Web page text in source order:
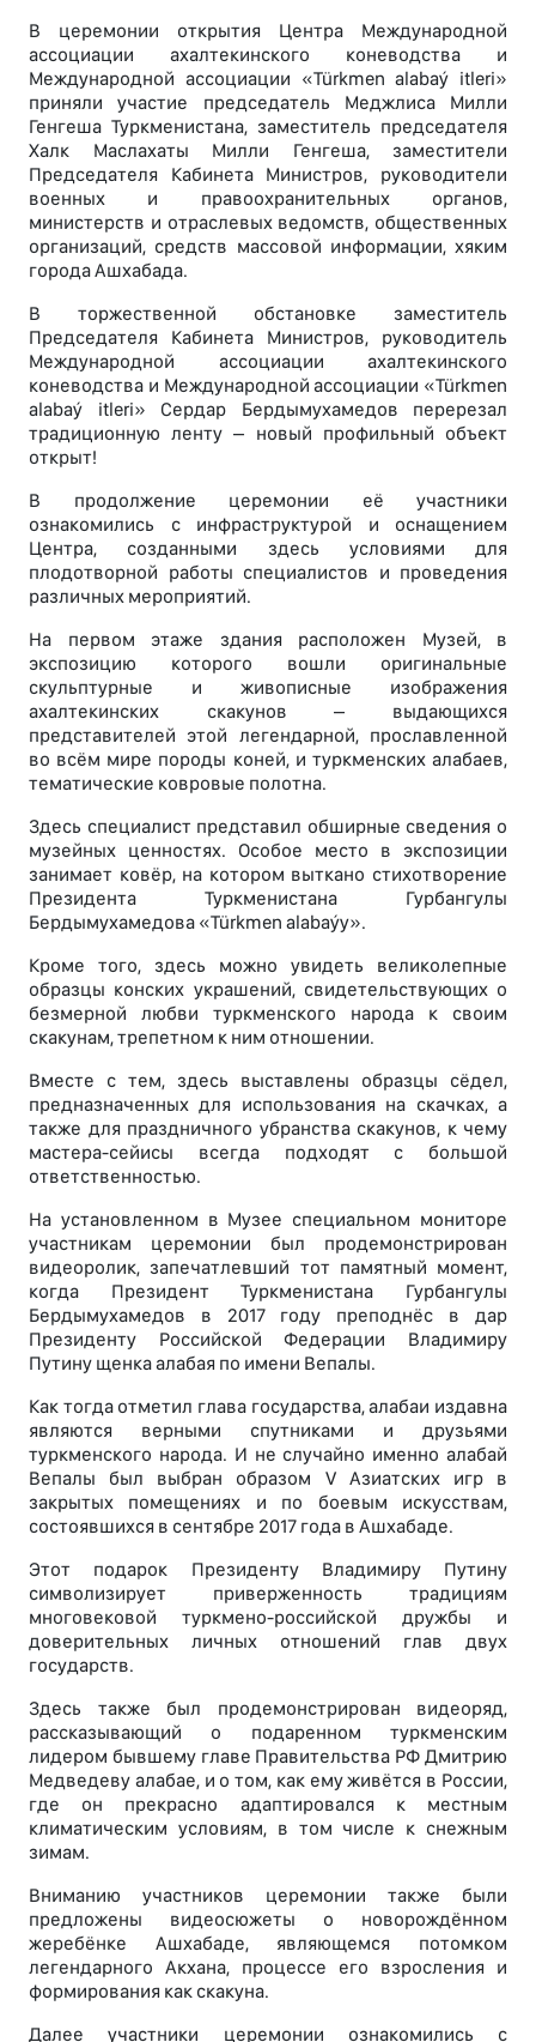
В церемонии открытия Центра Международной
ассоциации ахалтекинского коневодства и
Международной ассоциации «Türkmen alabaý itleri»
приняли участие председатель Меджлиса Милли
Генгеша Туркменистана, заместитель председателя
Халк Маслахаты Милли Генгеша, заместители
Председателя Кабинета Министров, руководители
военных и правоохранительных органов,
министерств и отраслевых ведомств, общественных
организаций, средств массовой информации, хяким
города Ашхабада.
В торжественной обстановке заместитель
Председателя Кабинета Министров, руководитель
Международной ассоциации ахалтекинского
коневодства и Международной ассоциации «Türkmen
alabaý itleri» Сердар Бердымухамедов перерезал
традиционную ленту – новый профильный объект
открыт!
В продолжение церемонии её участники
ознакомились с инфраструктурой и оснащением
Центра, созданными здесь условиями для
плодотворной работы специалистов и проведения
различных мероприятий.
На первом этаже здания расположен Музей, в
экспозицию которого вошли оригинальные
скульптурные и живописные изображения
ахалтекинских скакунов – выдающихся
представителей этой легендарной, прославленной
во всём мире породы коней, и туркменских алабаев,
тематические ковровые полотна.
Здесь специалист представил обширные сведения о
музейных ценностях. Особое место в экспозиции
занимает ковёр, на котором выткано стихотворение
Президента Туркменистана Гурбангулы
Бердымухамедова «Türkmen alabaýy».
Кроме того, здесь можно увидеть великолепные
образцы конских украшений, свидетельствующих о
безмерной любви туркменского народа к своим
скакунам, трепетном к ним отношении.
Вместе с тем, здесь выставлены образцы сёдел,
предназначенных для использования на скачках, а
также для праздничного убранства скакунов, к чему
мастера-сейисы всегда подходят с большой
ответственностью.
На установленном в Музее специальном мониторе
участникам церемонии был продемонстрирован
видеоролик, запечатлевший тот памятный момент,
когда Президент Туркменистана Гурбангулы
Бердымухамедов в 2017 году преподнёс в дар
Президенту Российской Федерации Владимиру
Путину щенка алабая по имени Вепалы.
Как тогда отметил глава государства, алабаи издавна
являются верными спутниками и друзьями
туркменского народа. И не случайно именно алабай
Вепалы был выбран образом V Азиатских игр в
закрытых помещениях и по боевым искусствам,
состоявшихся в сентябре 2017 года в Ашхабаде.
Этот подарок Президенту Владимиру Путину
символизирует приверженность традициям
многовековой туркмено-российской дружбы и
доверительных личных отношений глав двух
государств.
Здесь также был продемонстрирован видеоряд,
рассказывающий о подаренном туркменским
лидером бывшему главе Правительства РФ Дмитрию
Медведеву алабае, и о том, как ему живётся в России,
где он прекрасно адаптировался к местным
климатическим условиям, в том числе к снежным
зимам.
Вниманию участников церемонии также были
предложены видеосюжеты о новорождённом
жеребёнке Ашхабаде, являющемся потомком
легендарного Акхана, процессе его взросления и
формирования как скакуна.
Далее участники церемонии ознакомились с